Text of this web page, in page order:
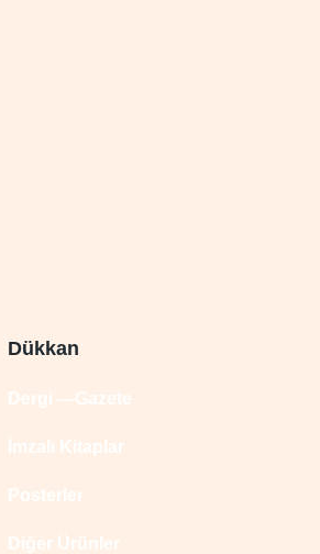
Dükkan
Dergi —Gazete
İmzalı Kitaplar
Posterler
Diğer Ürünler